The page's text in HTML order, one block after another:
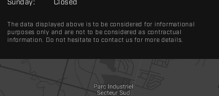
Sunday:
Closed
The data displayed above is to be considered for informational
purposes only and are not to be considered as contractual
information. Do not hesitate to contact us for more details.